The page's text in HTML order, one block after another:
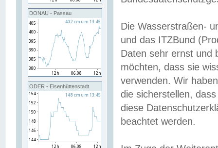
DONAU - Passau
ODER - Eisenhüttenstadt
Die Wasserstraßen-
und das ITZBund
Daten sehr ernst und
möchten, dass sie
verwenden. Wir
die sicherstellen,
diese
beachtet werden.